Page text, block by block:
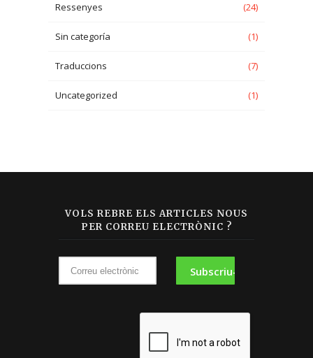
Ressenyes (24)
Sin categoría (1)
Traduccions (7)
Uncategorized (1)
VOLS REBRE ELS ARTICLES NOUS
PER CORREU ELECTRÒNIC ?